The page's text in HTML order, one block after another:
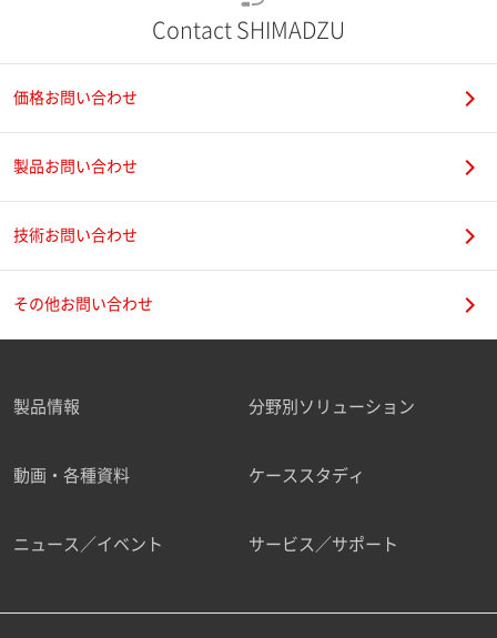
ご勤務先
職種
Contact SHIMADZU
価格お問い合わせ
製品お問い合わせ
技術お問い合わせ
その他お問い合わせ
製品情報 分野別ソリューション
動画・各種資料 ケーススタディ
ニュース／イベント サービス／サポート